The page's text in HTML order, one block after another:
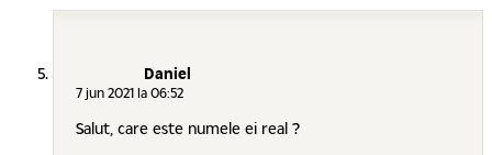
Daniel
7 jun 2021 la 06:52
Salut, care este numele ei real ?